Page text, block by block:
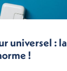
universel : la
!